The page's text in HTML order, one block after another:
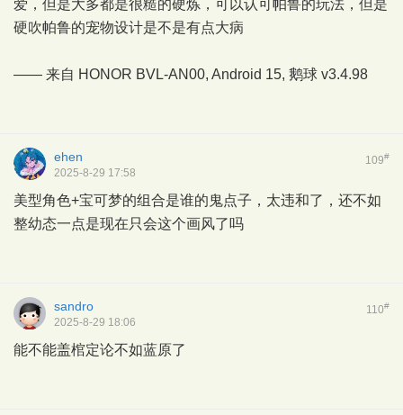
爱，但是大多都是很糙的硬炼，可以认可帕鲁的玩法，但是
硬吹帕鲁的宠物设计是不是有点大病
—— 来自 HONOR BVL-AN00, Android 15, 鹅球 v3.4.98
109#
ehen
2025-8-29 17:58
美型角色+宝可梦的组合是谁的鬼点子，太违和了，还不如
整幼态一点是现在只会这个画风了吗
110#
sandro
2025-8-29 18:06
能不能盖棺定论不如蓝原了